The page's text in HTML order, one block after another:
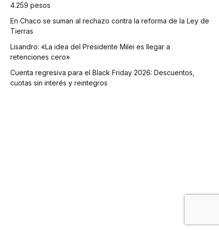
4.259 pesos
En Chaco se suman al rechazo contra la reforma de la Ley de
Tierras
Lisandro: «La idea del Presidente Milei es llegar a
retenciones cero»
Cuenta regresiva para el Black Friday 2026: Descuentos,
cuotas sin interés y reintegros